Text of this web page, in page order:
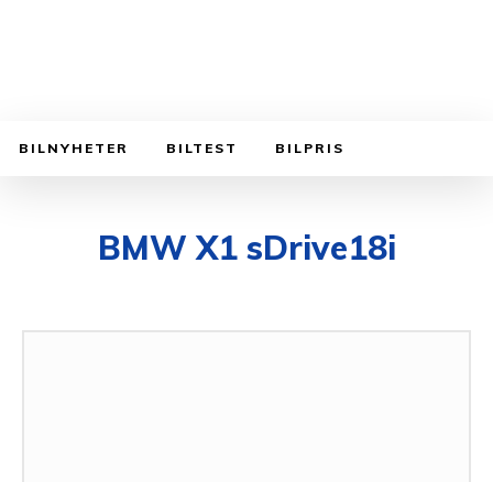
BILNYHETER BILTEST BILPRIS
BMW X1 sDrive18i